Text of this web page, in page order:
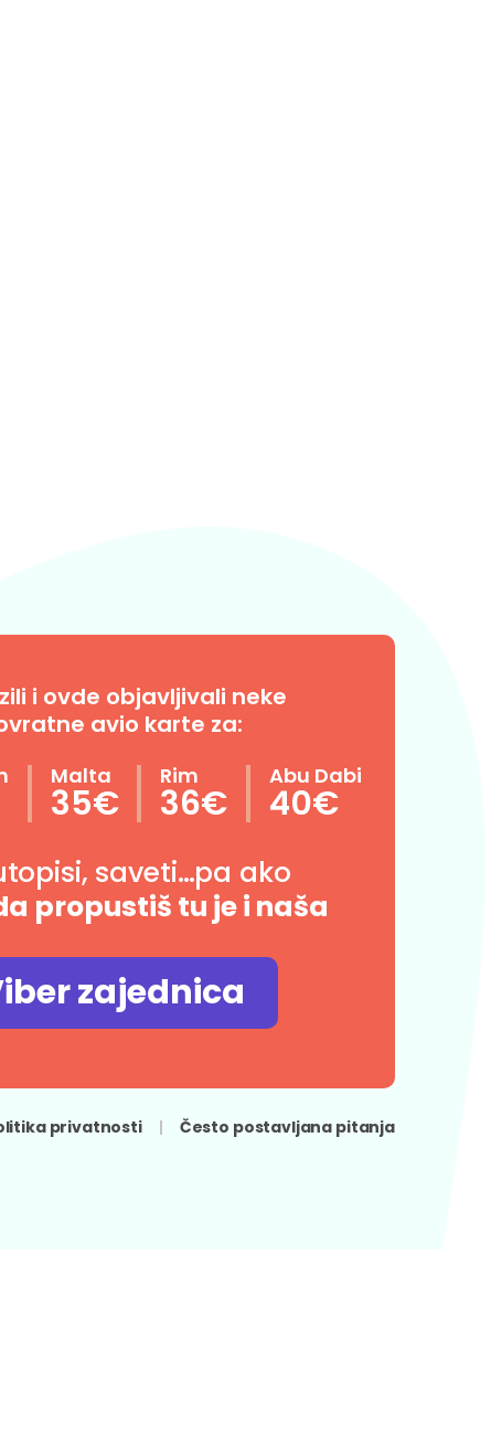
i ovde objavljivali neke
avio karte za:
Malta
35€
Rim
36€
Abu Dabi
40€
saveti…pa ako
propustiš tu je i naša
zajednica
privatnosti Često postavljana pitanja